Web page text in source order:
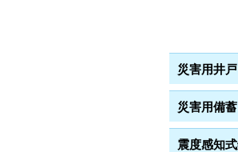
災害用井戸
災害用備蓄
震度感知